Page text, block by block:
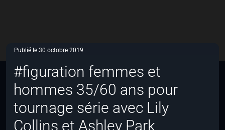
Publié le 30 octobre 2019
#figuration femmes et
hommes 35/60 ans pour
tournage série avec Lily
Collins et Ashley Park